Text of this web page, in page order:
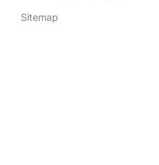
Sitemap